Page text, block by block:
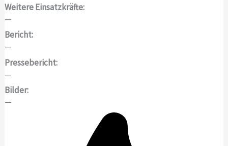
Weitere Einsatzkräfte:
—
Bericht:
—
Pressebericht:
—
Bilder:
—